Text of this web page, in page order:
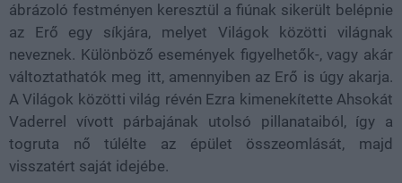
ábrázoló festményen keresztül a fiúnak sikerült belépnie
az Erő egy síkjára, melyet Világok közötti világnak
neveznek. Különböző események figyelhetők-, vagy akár
változtathatók meg itt, amennyiben az Erő is úgy akarja.
A Világok közötti világ révén Ezra kimenekítette Ahsokát
Vaderrel vívott párbajának utolsó pillanataiból, így a
togruta nő túlélte az épület összeomlását, majd
visszatért saját idejébe.